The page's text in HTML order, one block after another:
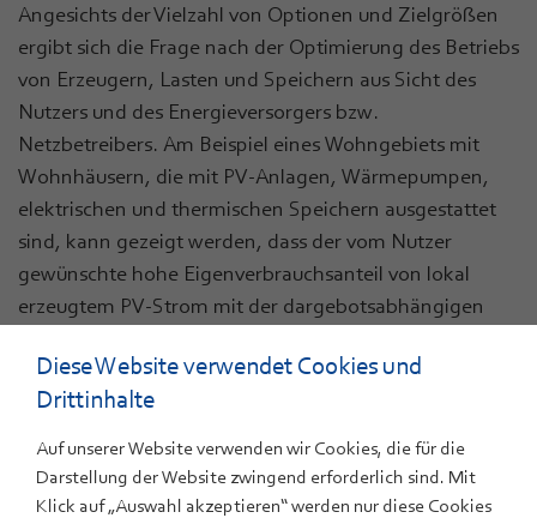
Angesichts der Vielzahl von Optionen und Zielgrößen
ergibt sich die Frage nach der Optimierung des Betriebs
von Erzeugern, Lasten und Speichern aus Sicht des
Nutzers und des Energieversorgers bzw.
Netzbetreibers. Am Beispiel eines Wohngebiets mit
Wohnhäusern, die mit PV-Anlagen, Wärmepumpen,
elektrischen und thermischen Speichern ausgestattet
sind, kann gezeigt werden, dass der vom Nutzer
gewünschte hohe Eigenverbrauchsanteil von lokal
erzeugtem PV-Strom mit der dargebotsabhängigen
kann. In der Simulation wurde dazu eine
modellprädiktive Steuerung (MPC) entworfen, die aus
Solarstrom und Stromtarifen eine Vorhersage zum
optimierten Betrieb des Speichers und der
Diese Website verwendet Cookies und
Drittinhalte
Auf unserer Website verwenden wir Cookies, die für die
Darstellung der Website zwingend erforderlich sind. Mit
Klick auf „Auswahl akzeptieren“ werden nur diese Cookies